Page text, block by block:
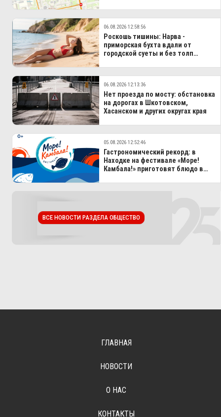
06.08.2026 12:58:56
Роскошь тишины: Нарва -
приморская бухта вдали от
городской суеты и без толп
06.08.2026 12:13:36
Нет проезда по мосту: обстановка
на дорогах в Шкотовском,
Хасанском и других округах края
05.08.2026 12:52:46
Гастрономический рекорд: в
Находке на фестивале «Море!
Камбала!» приготовят блюдо в
ВСЕ НОВОСТИ РАЗДЕЛА ОБЩЕСТВО
ГЛАВНАЯ
НОВОСТИ
О НАС
КОНТАКТЫ